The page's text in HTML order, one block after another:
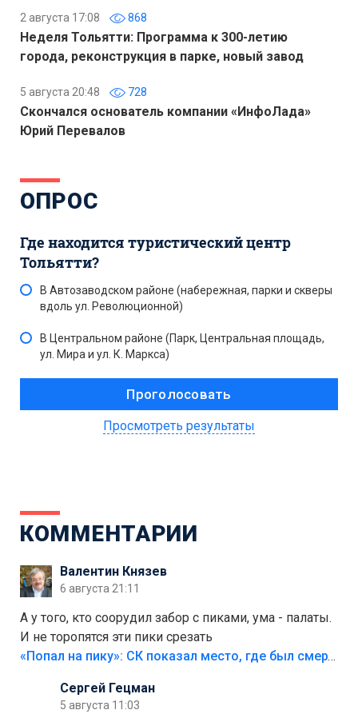
2 августа 17:08 868
Неделя Тольятти: Программа к 300-летию
города, реконструкция в парке, новый завод
5 августа 20:48 728
Скончался основатель компании «ИнфоЛада»
Юрий Перевалов
ОПРОС
Где находится туристический центр
Тольятти?
В Автозаводском районе (набережная, парки и скверы
вдоль ул. Революционной)
В Центральном районе (Парк, Центральная площадь,
ул. Мира и ул. К. Маркса)
Просмотреть результаты
КОММЕНТАРИИ
Валентин Князев
6 августа 21:11
А у того, кто соорудил забор с пиками, ума - палаты.
И не торопятся эти пики срезать
«Попал на пику»: СК показал место, где был смертельно травмирован ребенок в Тольятти
Сергей Гецман
5 августа 11:03